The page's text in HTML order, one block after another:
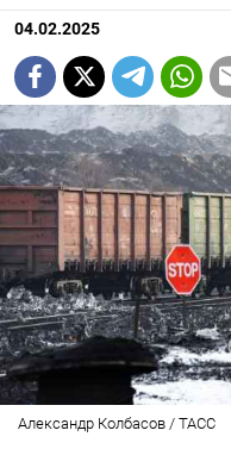
04.02.2025
Александр Колбасов / ТАСС